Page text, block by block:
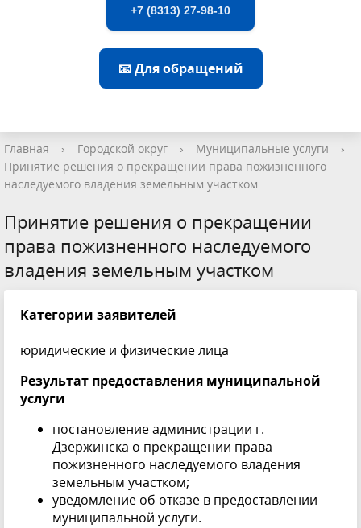
+7 (8313) 27-98-10
📧 Для обращений
Главная › Городской округ › Муниципальные услуги
›
Принятие решения о прекращении права пожизненного
наследуемого владения земельным участком
Принятие решения о прекращении
права пожизненного наследуемого
владения земельным участком
Категории заявителей
юридические и физические лица
Результат предоставления муниципальной
услуги
постановление администрации г.
Дзержинска о прекращении права
пожизненного наследуемого владения
земельным участком;
уведомление об отказе в предоставлении
муниципальной услуги.